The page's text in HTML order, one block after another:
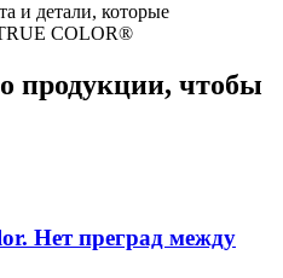
и детали, которые
COLOR®
продукции, чтобы
Нет преград между